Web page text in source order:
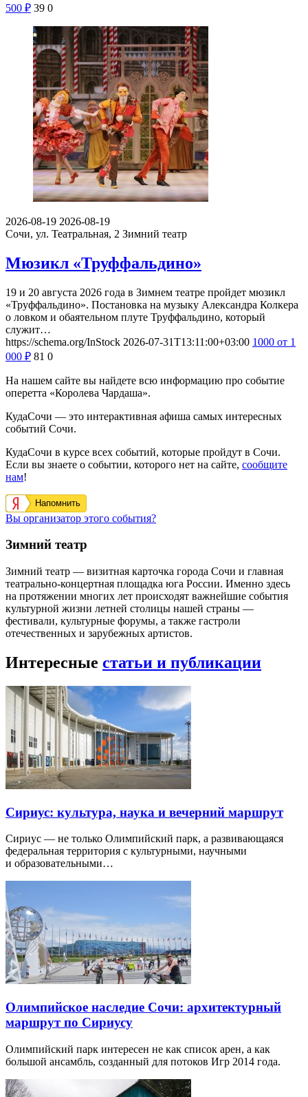
500 ₽ 39 0
2026-08-19 2026-08-19
Сочи, ул. Театральная, 2 Зимний театр
Мюзикл «Труффальдино»
19 и 20 августа 2026 года в Зимнем театре пройдет мюзикл
«Труффальдино». Постановка на музыку Александра Колкера
о ловком и обаятельном плуте Труффальдино, который
служит…
https://schema.org/InStock 2026-07-31T13:11:00+03:00 1000 от 1
000 ₽ 81 0
На нашем сайте вы найдете всю информацию про событие
оперетта «Королева Чардаша».
КудаСочи — это интерактивная афиша самых интересных
событий Сочи.
КудаСочи в курсе всех событий, которые пройдут в Сочи.
Если вы знаете о событии, которого нет на сайте, сообщите
нам!
Напомнить
Вы организатор этого события?
Зимний театр
Зимний театр — визитная карточка города Сочи и главная
театрально-концертная площадка юга России. Именно здесь
на протяжении многих лет происходят важнейшие события
культурной жизни летней столицы нашей страны —
фестивали, культурные форумы, а также гастроли
отечественных и зарубежных артистов.
Интересные статьи и публикации
Сириус: культура, наука и вечерний маршрут
Сириус — не только Олимпийский парк, а развивающаяся
федеральная территория с культурными, научными
и образовательными…
Олимпийское наследие Сочи: архитектурный
маршрут по Сириусу
Олимпийский парк интересен не как список арен, а как
большой ансамбль, созданный для потоков Игр 2014 года.